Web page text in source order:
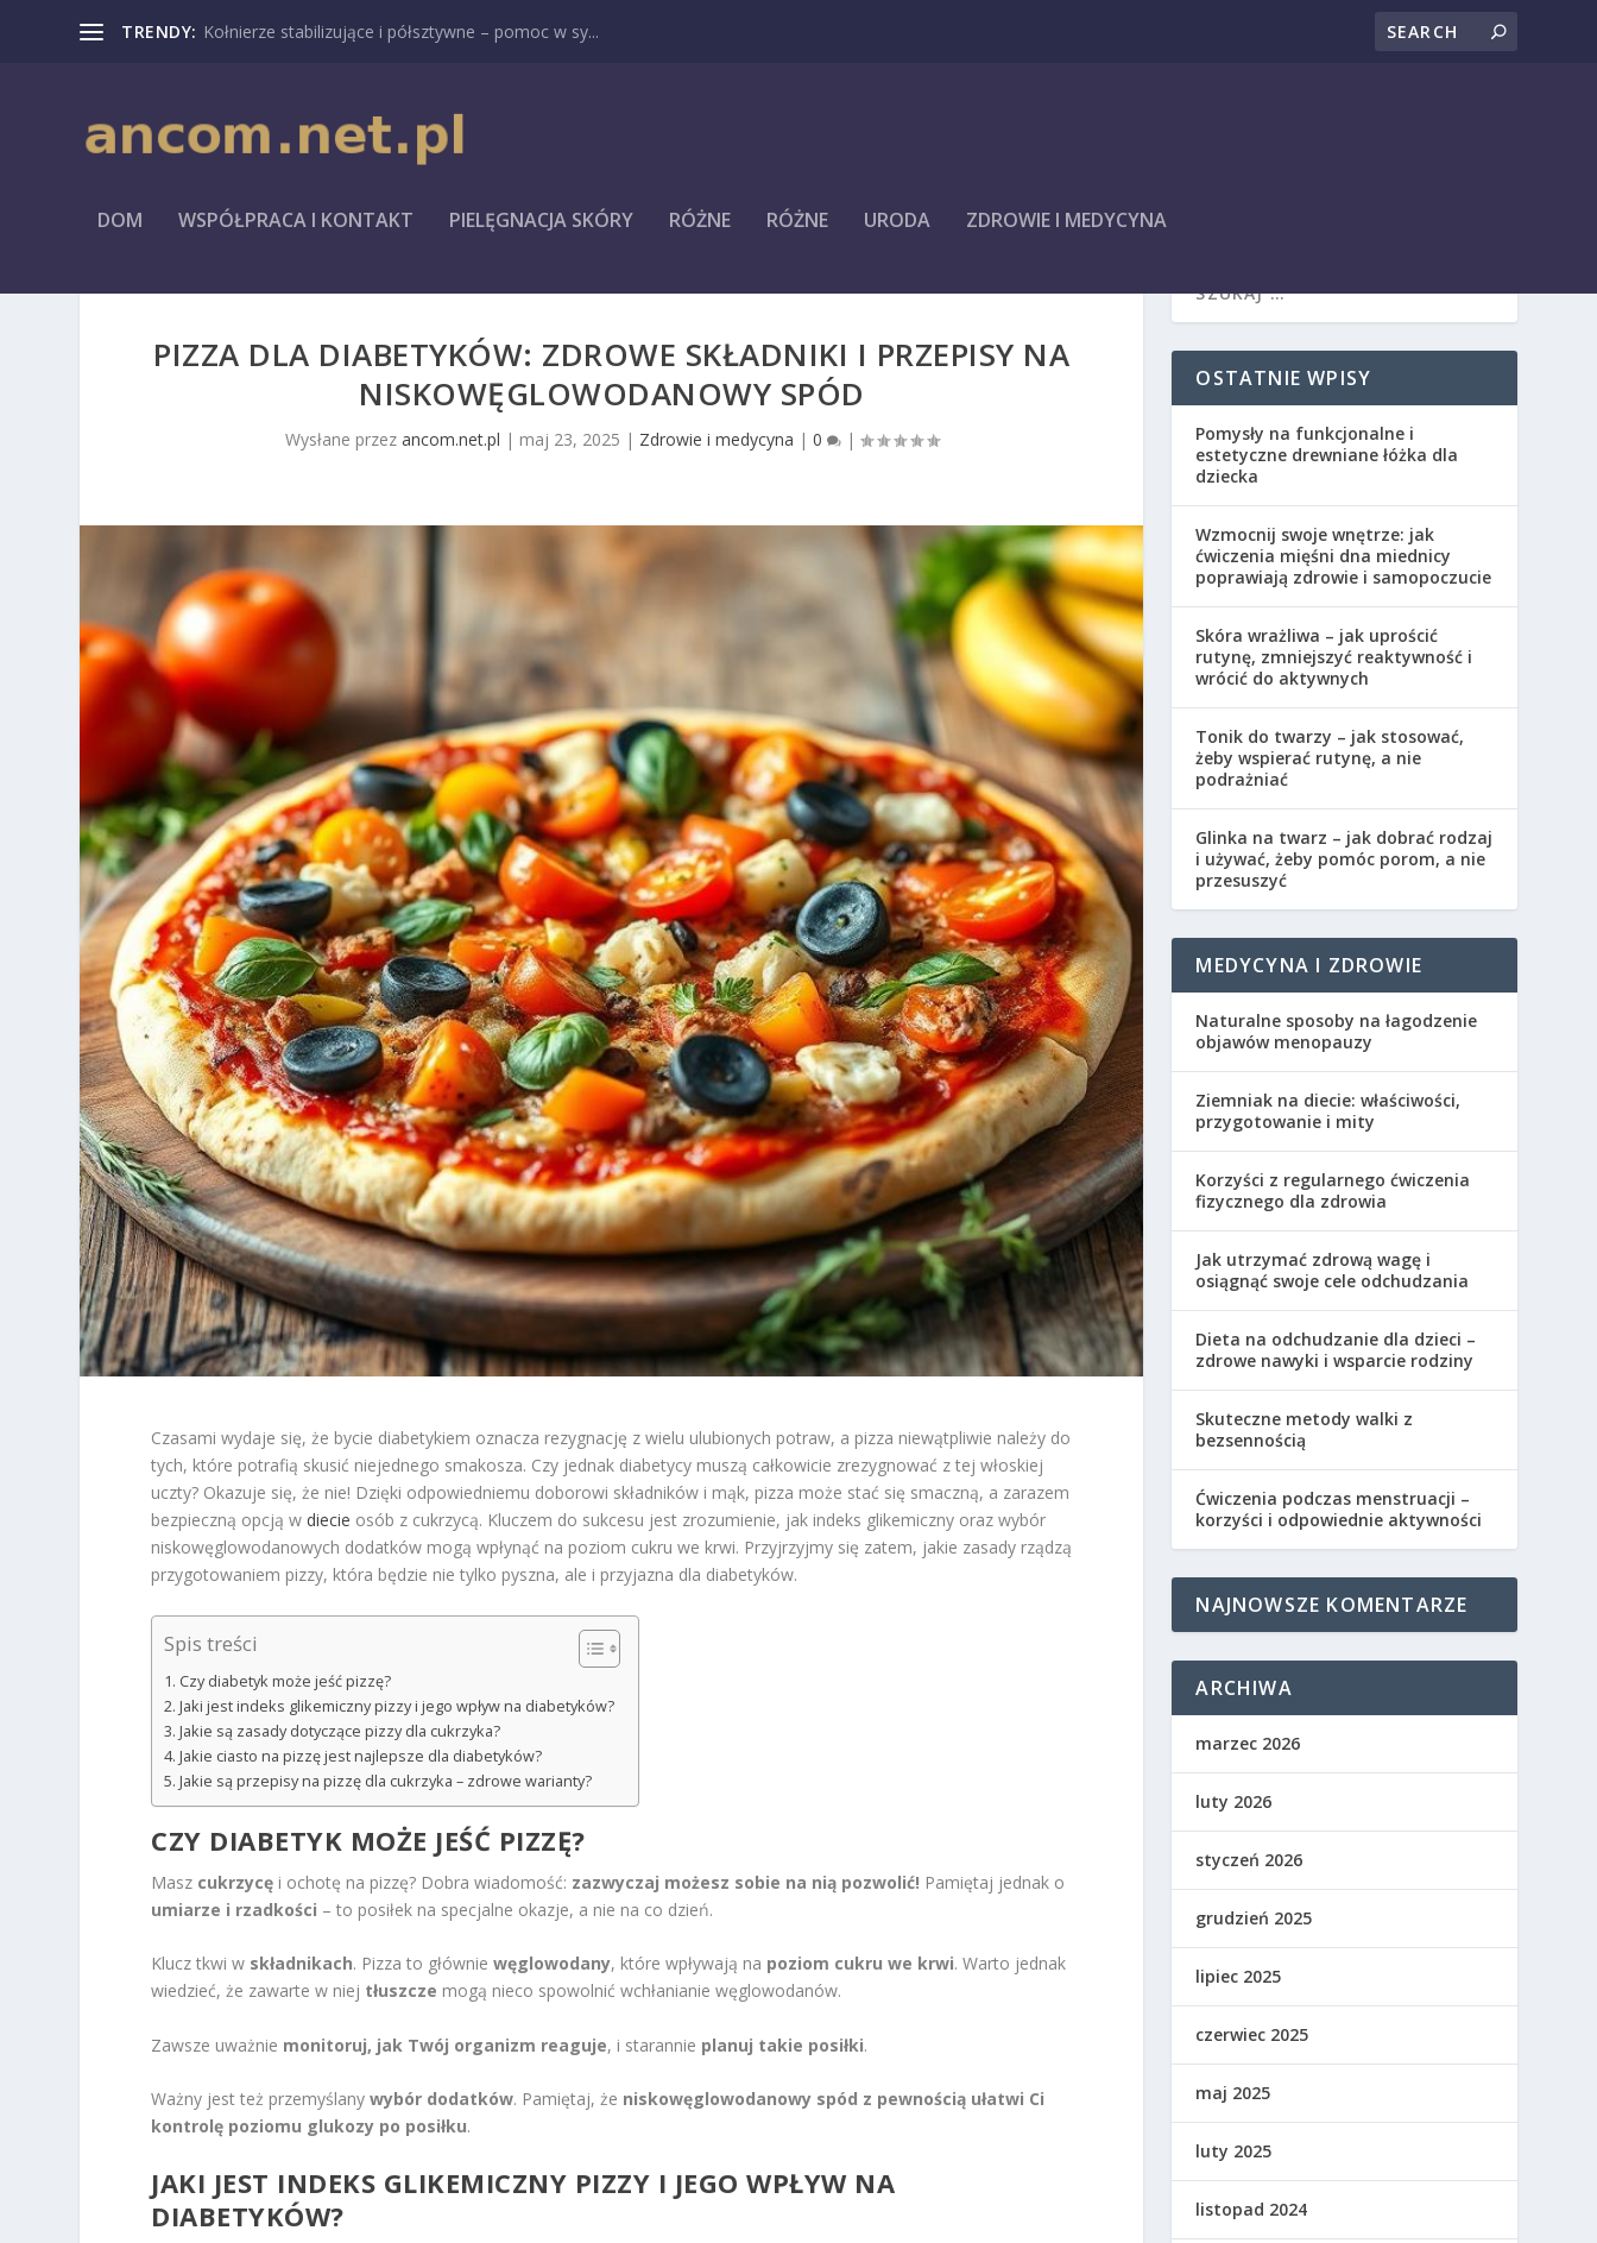
TRENDY: Kołnierze stabilizujące i półsztywne – pomoc w sy...
DOM WSPÓŁPRACA I KONTAKT PIELĘGNACJA SKÓRY RÓŻNE RÓŻNE URODA ZDROWIE I MEDYCYNA
PIZZA DLA DIABETYKÓW: ZDROWE SKŁADNIKI I PRZEPISY NA
NISKOWĘGLOWODANOWY SPÓD
Wysłane przez ancom.net.pl | maj 23, 2025 | Zdrowie i medycyna | 0 |
Czasami wydaje się, że bycie diabetykiem oznacza rezygnację z wielu ulubionych potraw, a pizza niewątpliwie należy do
tych, które potrafią skusić niejednego smakosza. Czy jednak diabetycy muszą całkowicie zrezygnować z tej włoskiej
uczty? Okazuje się, że nie! Dzięki odpowiedniemu doborowi składników i mąk, pizza może stać się smaczną, a zarazem
bezpieczną opcją w diecie osób z cukrzycą. Kluczem do sukcesu jest zrozumienie, jak indeks glikemiczny oraz wybór
niskowęglowodanowych dodatków mogą wpłynąć na poziom cukru we krwi. Przyjrzyjmy się zatem, jakie zasady rządzą
przygotowaniem pizzy, która będzie nie tylko pyszna, ale i przyjazna dla diabetyków.
Spis treści
Czy diabetyk może jeść pizzę?
Jaki jest indeks glikemiczny pizzy i jego wpływ na diabetyków?
Jakie są zasady dotyczące pizzy dla cukrzyka?
Jakie ciasto na pizzę jest najlepsze dla diabetyków?
Jakie są przepisy na pizzę dla cukrzyka – zdrowe warianty?
CZY DIABETYK MOŻE JEŚĆ PIZZĘ?
Masz cukrzycę i ochotę na pizzę? Dobra wiadomość: zazwyczaj możesz sobie na nią pozwolić! Pamiętaj jednak o
umiarze i rzadkości – to posiłek na specjalne okazje, a nie na co dzień.
Klucz tkwi w składnikach. Pizza to główniewęglowodany, które wpływają na poziom cukru we krwi. Warto jednak
wiedzieć, że zawarte w niej tłuszcze mogą nieco spowolnić wchłanianie węglowodanów.
Zawsze uważnie monitoruj, jak Twój organizm reaguje, i starannie planuj takie posiłki.
Ważny jest też przemyślanywybór dodatków. Pamiętaj, że niskowęglowodanowy spód z pewnością ułatwi Ci
kontrolę poziomu glukozy po posiłku.
JAKI JEST INDEKS GLIKEMICZNY PIZZY I JEGO WPŁYW NA
DIABETYKÓW?
OSTATNIE WPISY
Pomysły na funkcjonalne i
estetyczne drewniane łóżka dla
dziecka
Wzmocnij swoje wnętrze: jak
ćwiczenia mięśni dna miednicy
poprawiają zdrowie i samopoczucie
Skóra wrażliwa – jak uprościć
rutynę, zmniejszyć reaktywność i
wrócić do aktywnych
Tonik do twarzy – jak stosować,
żeby wspierać rutynę, a nie
podrażniać
Glinka na twarz – jak dobrać rodzaj
i używać, żeby pomóc porom, a nie
przesuszyć
MEDYCYNA I ZDROWIE
Naturalne sposoby na łagodzenie
objawów menopauzy
Ziemniak na diecie: właściwości,
przygotowanie i mity
Korzyści z regularnego ćwiczenia
fizycznego dla zdrowia
Jak utrzymać zdrową wagę i
osiągnąć swoje cele odchudzania
Dieta na odchudzanie dla dzieci –
zdrowe nawyki i wsparcie rodziny
Skuteczne metody walki z
bezsennością
Ćwiczenia podczas menstruacji –
korzyści i odpowiednie aktywności
NAJNOWSZE KOMENTARZE
ARCHIWA
marzec 2026
luty 2026
styczeń 2026
grudzień 2025
lipiec 2025
czerwiec 2025
maj 2025
luty 2025
listopad 2024